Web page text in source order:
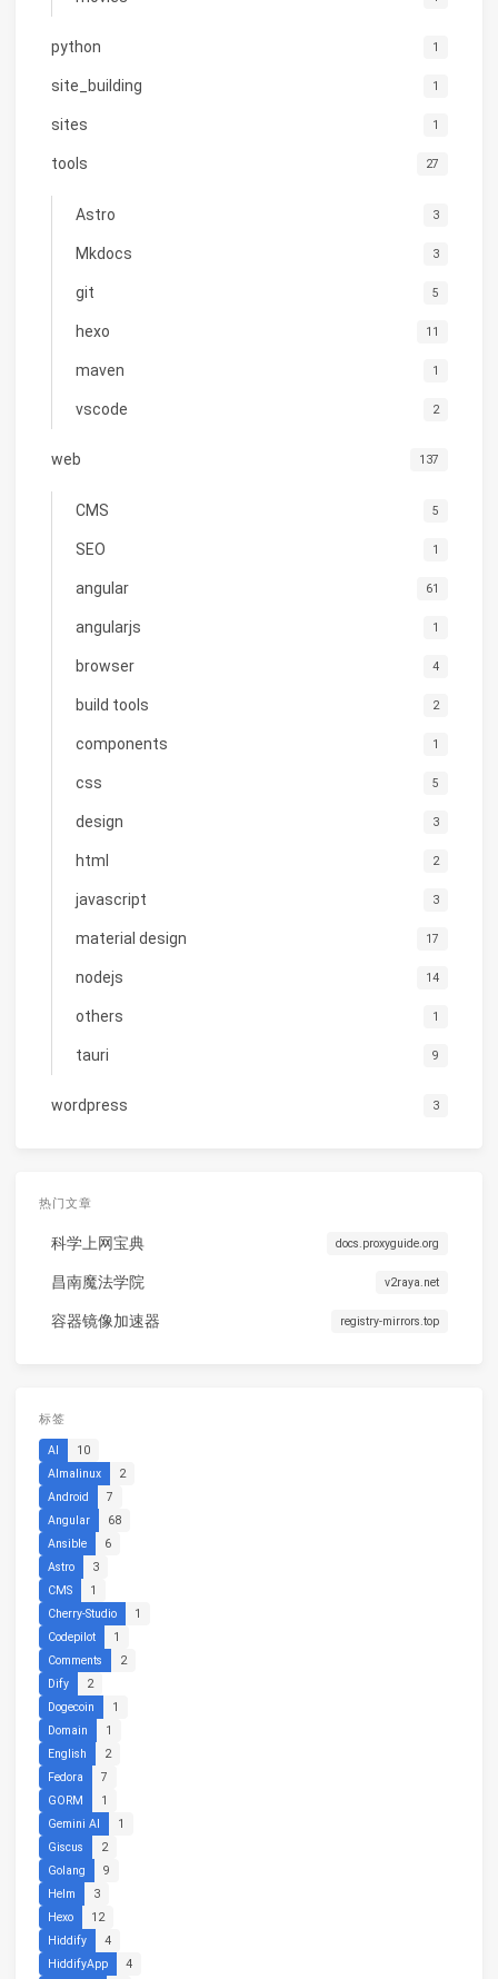
python 1
site_building 1
sites 1
tools 27
Astro 3
Mkdocs 3
git 5
hexo 11
maven 1
vscode 2
web 137
CMS 5
SEO 1
angular 61
angularjs 1
browser 4
build tools 2
components 1
css 5
design 3
html 2
javascript 3
material design 17
nodejs 14
others 1
tauri 9
wordpress 3
热门文章
科学上网宝典 docs.proxyguide.org
昌南魔法学院 v2raya.net
容器镜像加速器 registry-mirrors.top
标签
AI
10
Almalinux
2
Android
7
Angular
68
Ansible
6
Astro
3
CMS
1
Cherry-Studio
1
Codepilot
1
Comments
2
Dify
2
Dogecoin
1
Domain
1
English
2
Fedora
7
GORM
1
Gemini AI
1
Giscus
2
Golang
9
Helm
3
Hexo
12
Hiddify
4
HiddifyApp
4